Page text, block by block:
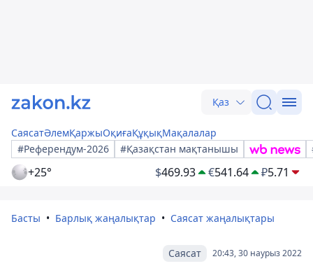
Қаз
СаясатӘлемҚаржыОқиғаҚұқықМақалалар
#Референдум-2026
#Қазақстан мақтанышы
+25° $469.93 €541.64 ₽5.71
Басты Барлық жаңалықтар Саясат жаңалықтары
20:43, 30 наурыз 2022
Саясат